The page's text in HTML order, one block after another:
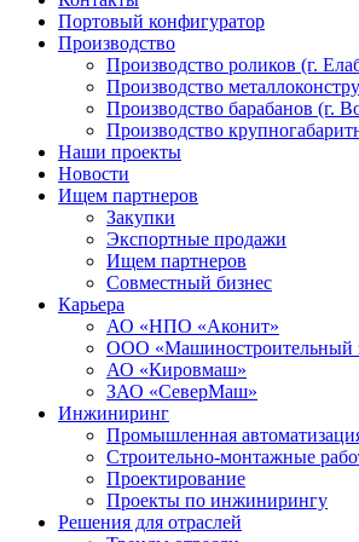
Портовый конфигуратор
Производство
Производство роликов (г.
Производство
Производство барабанов (г.
Производство
Наши проекты
Новости
Ищем партнеров
Закупки
Экспортные продажи
Ищем партнеров
Совместный бизнес
Карьера
АО «НПО «Аконит»
ООО «Машиностроительный
АО «Кировмаш»
ЗАО «СеверМаш»
Инжиниринг
Промышленная
Строительно-монтажные
Проектирование
Проекты по инжинирингу
Решения для отраслей